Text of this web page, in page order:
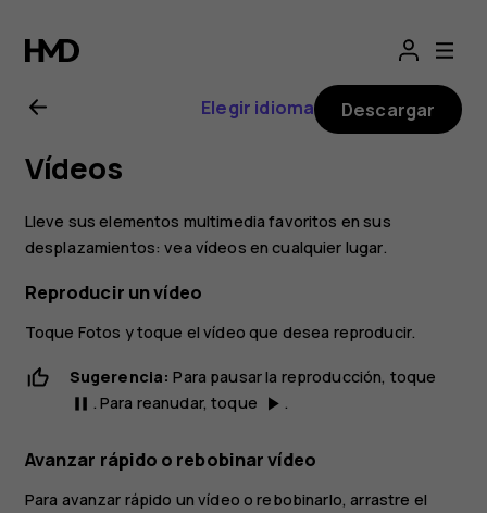
Guía
del
usuario
de
Nokia
6
Elegir idioma Descargar
Vídeos
Lleve sus elementos multimedia favoritos en sus
desplazamientos: vea vídeos en cualquier lugar.
Reproducir un vídeo
Toque Fotos y toque el vídeo que desea reproducir.
Sugerencia: Para pausar la reproducción, toque
pause . Para reanudar, toque play_arrow .
Avanzar rápido o rebobinar vídeo
Para avanzar rápido un vídeo o rebobinarlo, arrastre el